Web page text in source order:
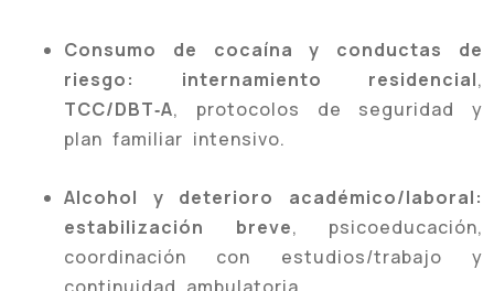
Consumo de cocaína y conductas de
riesgo:
internamiento residencial,
TCC/DBT‑A, protocolos de seguridad y
plan familiar intensivo.
Alcohol y deterioro académico/laboral:
estabilización breve, psicoeducación,
coordinación con estudios/trabajo y